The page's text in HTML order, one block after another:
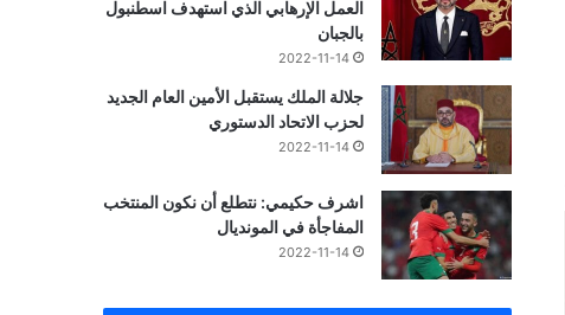
العمل الإرهابي الذي استهدف اسطنبول
بالجبان
2022-11-14
جلالة الملك يستقبل الأمين العام الجديد
لحزب الاتحاد الدستوري
2022-11-14
اشرف حكيمي: نتطلع أن نكون المنتخب
المفاجأة في المونديال
2022-11-14